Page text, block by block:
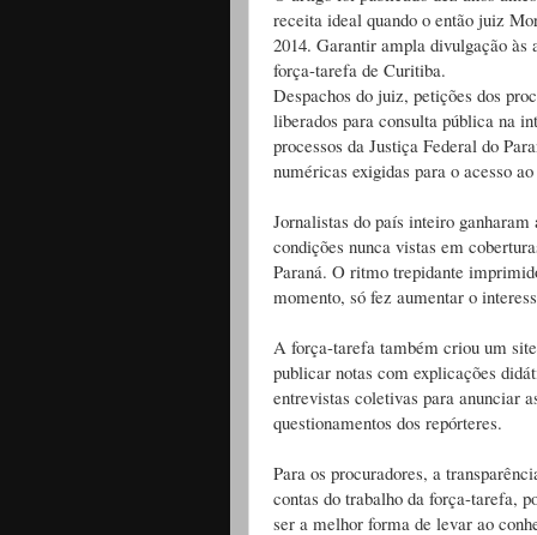
receita ideal quando o então juiz
2014. Garantir ampla divulgação às
força-tarefa de Curitiba.
Despachos do juiz, petições dos
liberados para consulta pública na
processos da Justiça Federal do
numéricas exigidas para o acesso
Jornalistas do país inteiro
condições nunca vistas em
Paraná. O ritmo trepidante
momento, só fez aumentar o
A força-tarefa também criou um
publicar notas com explicações
entrevistas coletivas para anunciar
questionamentos dos repórteres.
Para os procuradores, a
contas do trabalho da força-tarefa,
ser a melhor forma de levar ao